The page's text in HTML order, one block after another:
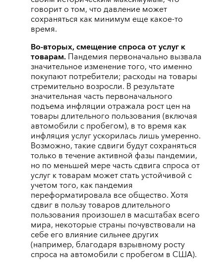
говорит о том, что давление может
сохраняться как минимум еще какое-то
время.
Во-вторых, смещение спроса от услуг к
товарам.Пандемия первоначально вызвала
значительное изменение того, что именно
покупают потребители; расходы на товары
стремительно возросли. В результате
значительная часть первоначального
подъема инфляции отражала рост цен на
товары длительного пользования (включая
автомобили с пробегом), в то время как
инфляция услуг ускорилась лишь умеренно.
Возможно, такие сдвиги будут сохраняться
только в течение активной фазы пандемии,
но по меньшей мере часть сдвига спроса от
услуг к товарам может стать устойчивой с
учетом того, как пандемия
переформатировала все общество. Хотя
сдвиг в пользу товаров длительного
пользования произошел в масштабах всего
мира, некоторые страны почувствовали на
себе его влияние сильнее других
(например, благодаря взрывному росту
спроса на автомобили с пробегом в США).